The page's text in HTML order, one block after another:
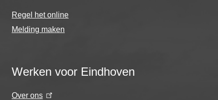
Regel het online
Melding maken
Werken voor Eindhoven
Over ons